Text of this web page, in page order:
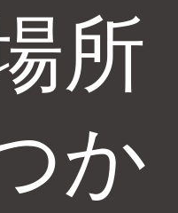
所
か